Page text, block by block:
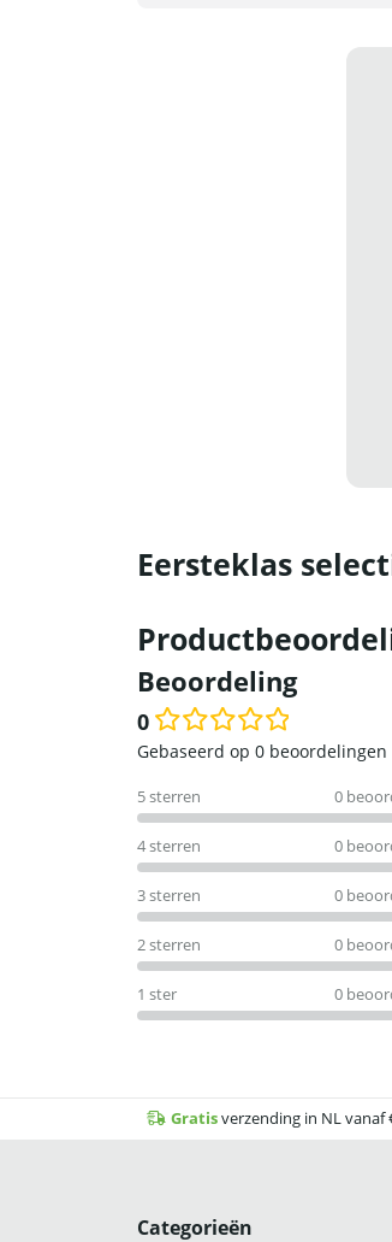
Eersteklas
Beoordeling
0
Waardering
uit
5
Gebaseerd op 0 beoordelingen
5 sterren 0
4 sterren 0
3 sterren 0
2 sterren 0
1 ster 0
Gratisverzending in NL vanaf
Categorieën